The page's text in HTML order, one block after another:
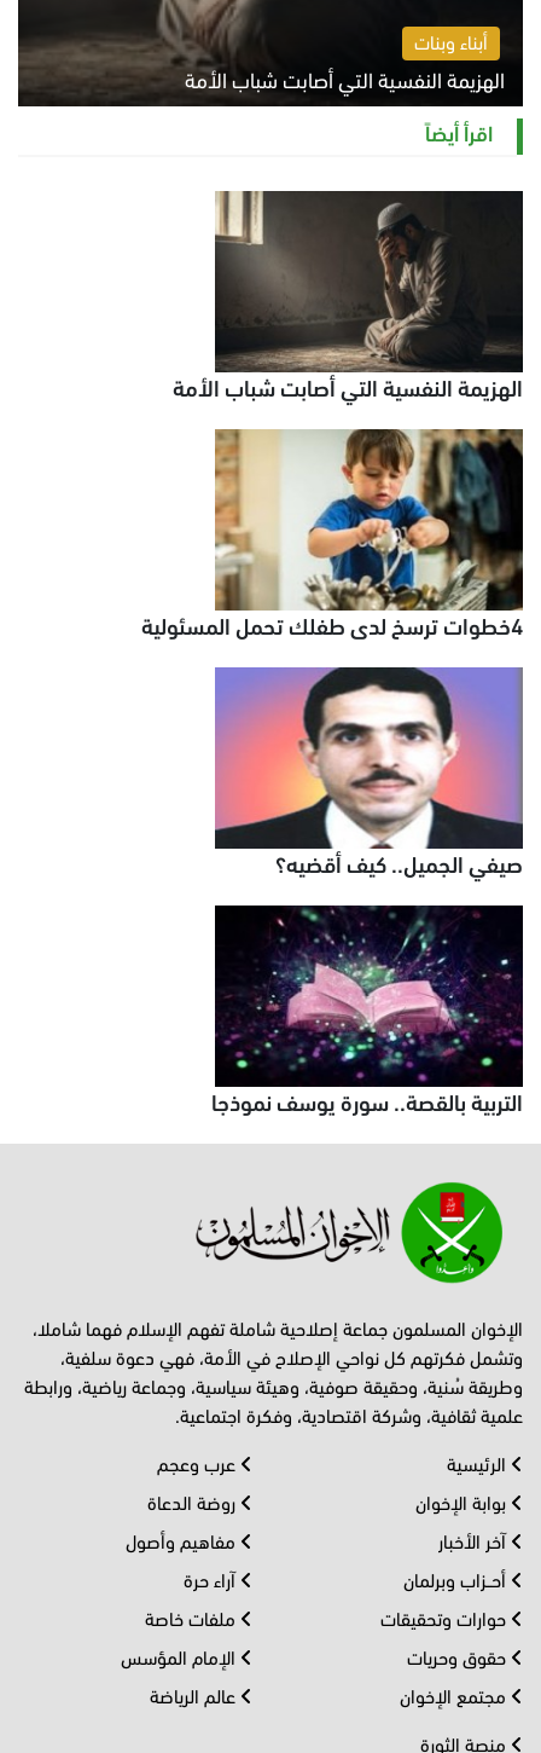
أبناء وبنات
الهزيمة النفسية التي أصابت شباب الأمة
الخميس 6 أغسطس 2026 11:12 ص
اقرأ أيضاً
الهزيمة النفسية التي أصابت شباب الأمة
4خطوات ترسخ لدى طفلك تحمل المسئولية
صيفي الجميل.. كيف أقضيه؟
التربية بالقصة.. سورة يوسف نموذجا
الإخوان المسلمون جماعة إصلاحية شاملة تفهم الإسلام فهما شاملا،
وتشمل فكرتهم كل نواحي الإصلاح في الأمة، فهي دعوة سلفية،
وطريقة سُنية، وحقيقة صوفية، وهيئة سياسية، وجماعة رياضية، ورابطة
علمية ثقافية، وشركة اقتصادية، وفكرة اجتماعية.
الرئيسية
بوابة الإخوان
آخر الأخبار
أحــزاب وبرلمان
حوارات وتحقيقات
حقوق وحريات
مجتمع الإخوان
عرب وعجم
روضة الدعاة
مفاهيم وأصول
آراء حرة
ملفات خاصة
الإمام المؤسس
عالم الرياضة
منصة الثورة